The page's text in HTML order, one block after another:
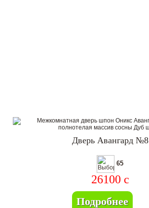
Дверь Авангард №8
65
26100 c
Подробнее